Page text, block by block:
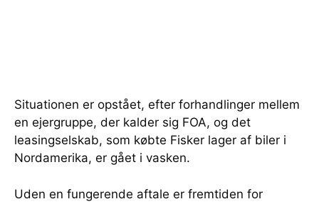
Situationen er opstået, efter forhandlinger mellem
en ejergruppe, der kalder sig FOA, og det
leasingselskab, som købte Fisker lager af biler i
Nordamerika, er gået i vasken.
Uden en fungerende aftale er fremtiden for